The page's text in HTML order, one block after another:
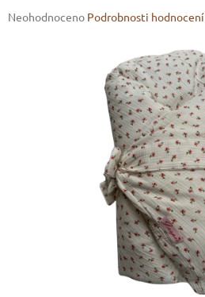
Průměrné
Neohodnoceno Podrobnosti hodnocení